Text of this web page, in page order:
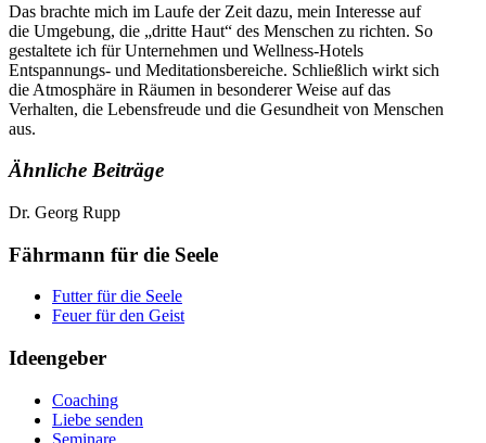
Das brachte mich im Laufe der Zeit dazu, mein Interesse auf
die Umgebung, die „dritte Haut“ des Menschen zu richten. So
gestaltete ich für Unternehmen und Wellness-Hotels
Entspannungs- und Meditationsbereiche. Schließlich wirkt sich
die Atmosphäre in Räumen in besonderer Weise auf das
Verhalten, die Lebensfreude und die Gesundheit von Menschen
aus.
Ähnliche Beiträge
Dr. Georg Rupp
Fährmann für die Seele
Futter für die Seele
Feuer für den Geist
Ideengeber
Coaching
Liebe senden
Seminare